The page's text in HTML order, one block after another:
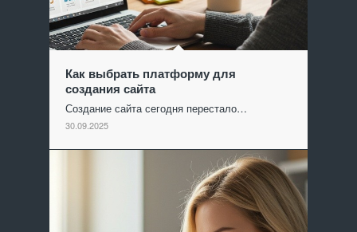
Как выбрать платформу для
создания сайта
Создание сайта сегодня перестало…
30.09.2025